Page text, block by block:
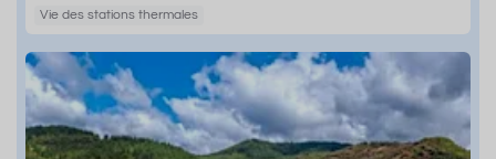
Vie des stations thermales